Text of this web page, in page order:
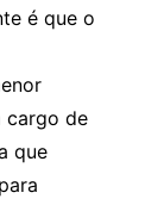
é que o
cargo de
que